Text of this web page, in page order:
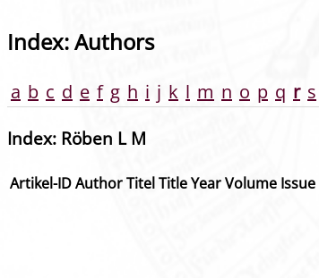
Index: Authors
a b c d e f g h i j k l m n o p q r s
Index: Röben L M
Artikel-IDAuthorTitelTitleYearVolume Issue